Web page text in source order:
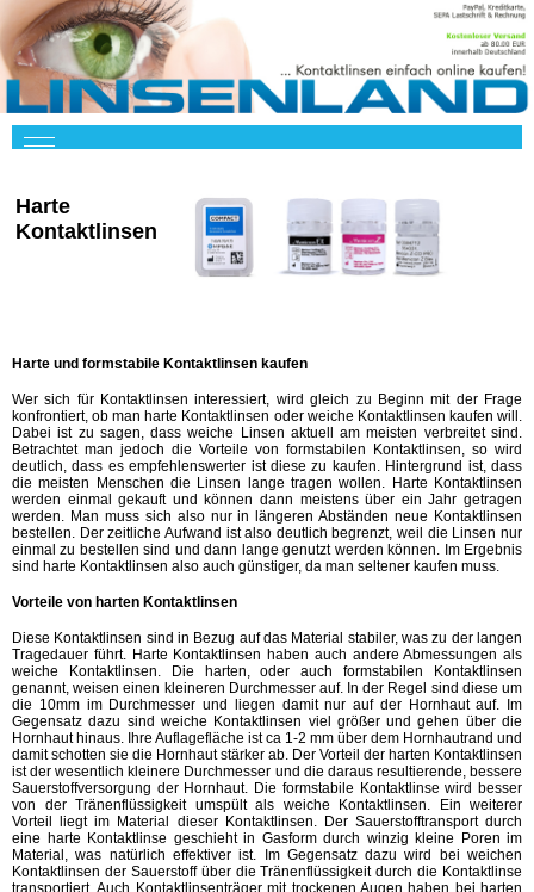
Harte
Kontaktlinsen
Harte und formstabile Kontaktlinsen kaufen
Wer sich für Kontaktlinsen interessiert, wird gleich zu Beginn mit der Frage
konfrontiert, ob man harte Kontaktlinsen oder weiche Kontaktlinsen kaufen will.
Dabei ist zu sagen, dass weiche Linsen aktuell am meisten verbreitet sind.
Betrachtet man jedoch die Vorteile von formstabilen Kontaktlinsen, so wird
deutlich, dass es empfehlenswerter ist diese zu kaufen. Hintergrund ist, dass
die meisten Menschen die Linsen lange tragen wollen. Harte Kontaktlinsen
werden einmal gekauft und können dann meistens über ein Jahr getragen
werden. Man muss sich also nur in längeren Abständen neue Kontaktlinsen
bestellen. Der zeitliche Aufwand ist also deutlich begrenzt, weil die Linsen nur
einmal zu bestellen sind und dann lange genutzt werden können. Im Ergebnis
sind harte Kontaktlinsen also auch günstiger, da man seltener kaufen muss.
Vorteile von harten Kontaktlinsen
Diese Kontaktlinsen sind in Bezug auf das Material stabiler, was zu der langen
Tragedauer führt. Harte Kontaktlinsen haben auch andere Abmessungen als
weiche Kontaktlinsen. Die harten, oder auch formstabilen Kontaktlinsen
genannt, weisen einen kleineren Durchmesser auf. In der Regel sind diese um
die 10mm im Durchmesser und liegen damit nur auf der Hornhaut auf. Im
Gegensatz dazu sind weiche Kontaktlinsen viel größer und gehen über die
Hornhaut hinaus. Ihre Auflagefläche ist ca 1-2 mm über dem Hornhautrand und
damit schotten sie die Hornhaut stärker ab. Der Vorteil der harten Kontaktlinsen
ist der wesentlich kleinere Durchmesser und die daraus resultierende, bessere
Sauerstoffversorgung der Hornhaut. Die formstabile Kontaktlinse wird besser
von der Tränenflüssigkeit umspült als weiche Kontaktlinsen. Ein weiterer
Vorteil liegt im Material dieser Kontaktlinsen. Der Sauerstofftransport durch
eine harte Kontaktlinse geschieht in Gasform durch winzig kleine Poren im
Material, was natürlich effektiver ist. Im Gegensatz dazu wird bei weichen
Kontaktlinsen der Sauerstoff über die Tränenflüssigkeit durch die Kontaktlinse
transportiert. Auch Kontaktlinsenträger mit trockenen Augen haben bei harten